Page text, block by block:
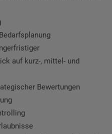
auf kurz-, mittel- und
Bewertungen